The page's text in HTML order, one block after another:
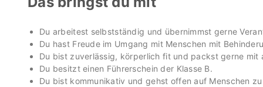
Du arbeitest selbstständig und übernimmst gerne
Du hast Freude im Umgang mit Menschen mit
Du bist zuverlässig, körperlich fit und packst gerne mit
Du besitzt einen Führerschein der Klasse B.
Du bist kommunikativ und gehst offen auf Menschen